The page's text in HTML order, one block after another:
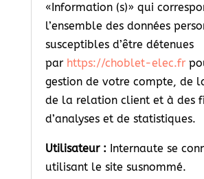
«Information (s)» qui
l’ensemble des données
susceptibles d’être détenues
par https://choblet-elec.fr
gestion de votre compte, de
de la relation client et à des
d’analyses et de statistiques.
Utilisateur : Internaute se
utilisant le site susnommé.